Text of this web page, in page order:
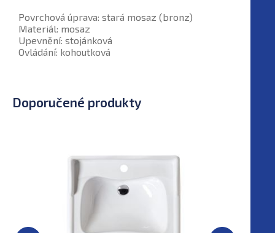
Povrchová úprava: stará mosaz (bronz)
Materiál: mosaz
Upevnění: stojánková
Ovládání: kohoutková
Doporučené produkty